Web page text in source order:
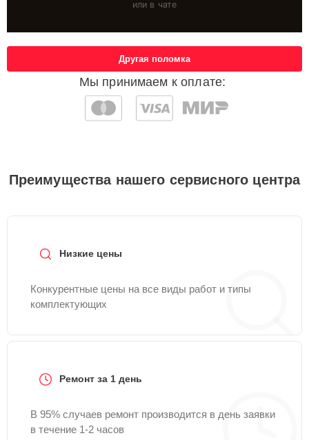
или в чате
Мы принимаем к оплате:
Другая поломка
Преимущества нашего сервисного центра
Низкие цены
Конкурентные цены на все виды работ и типы
комплектующих
Ремонт за 1 день
В 95% случаев ремонт производится в день заявки
в течение 1-2 часов